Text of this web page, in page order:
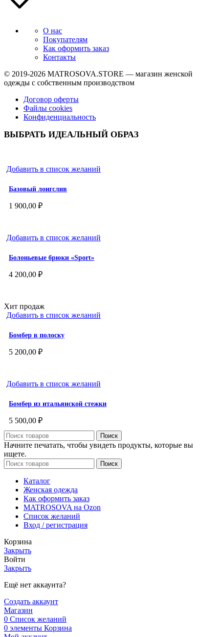
О нас
Покупателям
Как оформить заказ
Контакты
© 2019-2026 MATROSOVA.STORE — магазин женской
одежды с собственным производством
Договор оферты
Файлы cookies
Конфиденциальность
ВЫБРАТЬ ИДЕАЛЬНЫЙ ОБРАЗ
Добавить в список желаний
Базовый лонгслив
1 900,00 ₽
Добавить в список желаний
Болоньевые брюки «Sport»
4 200,00 ₽
Хит продаж
Добавить в список желаний
Бомбер в полоску
5 200,00 ₽
Добавить в список желаний
Бомбер из итальянской стежки
5 500,00 ₽
Поиск
Начните печатать, чтобы увидеть продукты, которые вы
ищете.
Поиск
Каталог
Женская одежда
Как оформить заказ
MATROSOVA на Ozon
Список желаний
Вход / регистрация
Корзина
Закрыть
Войти
Закрыть
Ещё нет аккаунта?
Создать аккаунт
Магазин
0 Список желаний
0 элементы Корзина